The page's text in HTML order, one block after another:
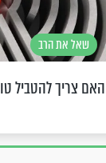
שאל את הרב
האם צריך להטביל